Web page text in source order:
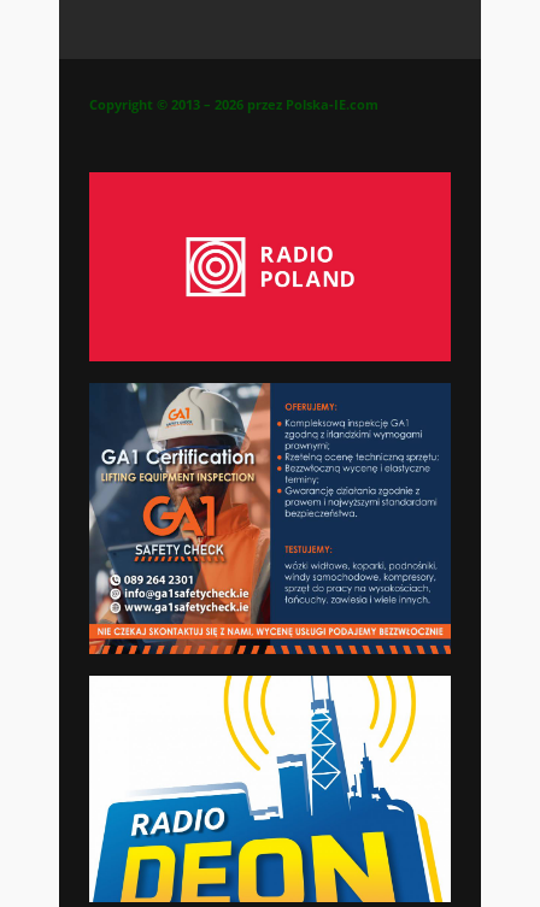
Copyright © 2013 – 2026 przez Polska-IE.com